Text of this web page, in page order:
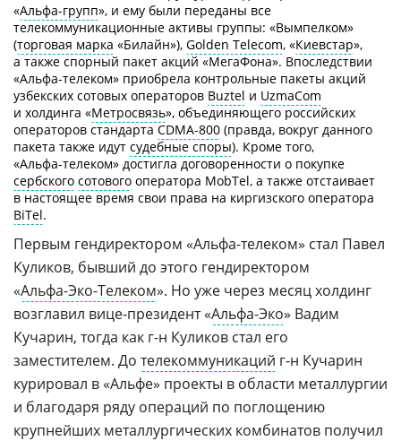
«Альфа-групп», и ему были переданы все
телекоммуникационные активы группы: «Вымпелком»
(торговая марка «Билайн»), Golden Telecom, «Киевстар»,
а также спорный пакет акций «МегаФона». Впоследствии
«Альфа-телеком» приобрела контрольные пакеты акций
узбекских сотовых операторов Buztel и UzmaCom
и холдинга «Метросвязь», объединяющего российских
операторов стандарта CDMA-800 (правда, вокруг данного
пакета также идут судебные споры). Кроме того,
«Альфа-телеком» достигла договоренности о покупке
сербского сотового оператора MobTel, а также отстаивает
в настоящее время свои права на киргизского оператора
BiTel.
Первым гендиректором «Альфа-телеком» стал Павел
Куликов, бывший до этого гендиректором
«Альфа-Эко-Телеком». Но уже через месяц холдинг
возглавил вице-президент «Альфа-Эко» Вадим
Кучарин, тогда как г-н Куликов стал его
заместителем. До телекоммуникаций г-н Кучарин
курировал в «Альфе» проекты в области металлургии
и благодаря ряду операций по поглощению
крупнейших металлургических комбинатов получил